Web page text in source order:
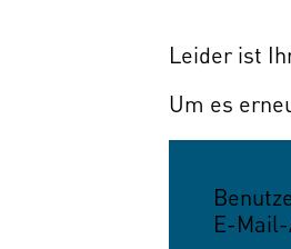
Leider ist
Um es
E-